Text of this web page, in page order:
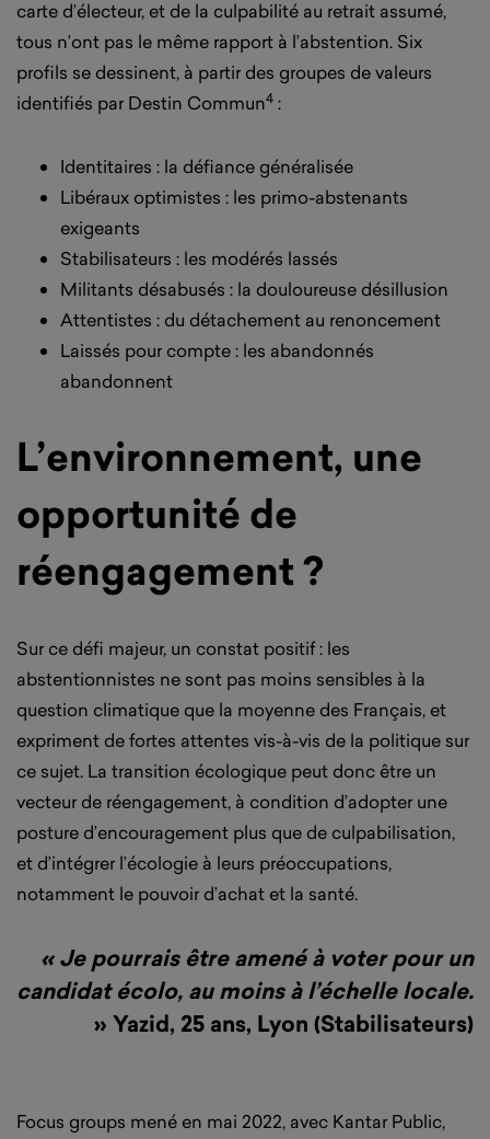
carte d’électeur, et de la culpabilité au retrait assumé,
tous n’ont pas le même rapport à l’abstention. Six
profils se dessinent, à partir des groupes de valeurs
identifiés par Destin Commun4 :
Identitaires : la défiance généralisée
Libéraux optimistes : les primo-abstenants
exigeants
Stabilisateurs : les modérés lassés
Militants désabusés : la douloureuse désillusion
Attentistes : du détachement au renoncement
Laissés pour compte : les abandonnés
abandonnent
L’environnement, une
opportunité de
réengagement ?
Sur ce défi majeur, un constat positif : les
abstentionnistes ne sont pas moins sensibles à la
question climatique que la moyenne des Français, et
expriment de fortes attentes vis-à-vis de la politique sur
ce sujet. La transition écologique peut donc être un
vecteur de réengagement, à condition d’adopter une
posture d’encouragement plus que de culpabilisation,
et d’intégrer l’écologie à leurs préoccupations,
notamment le pouvoir d’achat et la santé.
« Je pourrais être amené à voter pour un
candidat écolo, au moins à l’échelle locale.
» Yazid, 25 ans, Lyon (Stabilisateurs)
Focus groups mené en mai 2022, avec Kantar Public,